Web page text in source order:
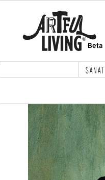
SANAT